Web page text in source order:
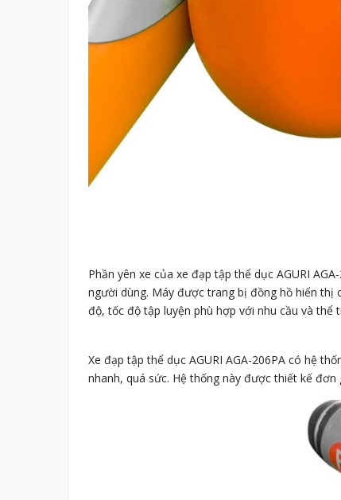
Phần yên xe của xe đạp tập thể dục AGURI
người dùng. Máy được trang bị đồng hồ hiển
độ, tốc độ tập luyện phù hợp với nhu cầu và thể
Xe đạp tập thể dục AGURI AGA-206PA có hệ
nhanh, quá sức. Hệ thống này được thiết kế